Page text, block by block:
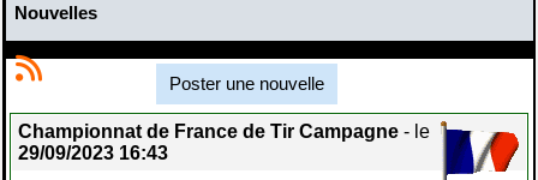
Nouvelles
Poster une nouvelle
Championnat de France de Tir Campagne - le
29/09/2023 16:43